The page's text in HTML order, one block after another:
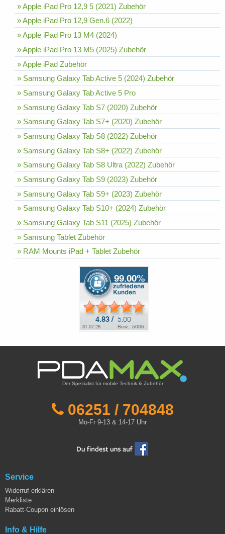
» Apple iPad Pro 12,9 5 (2021) Zubehör
» Apple iPad Pro 12,9 Gen.6 (2022)
» Apple iPad Pro 13 M4 (2024)
» Apple iPad Pro 13 M5 (2025) Zubehör
» Apple iPad Zubehör
» Samsung Galaxy Tab Active 5 (2024) Zubehör
» Samsung Galaxy Tab Active 5 Pro
» Samsung Galaxy Tab S7 (2020) Zubehör
» Samsung Galaxy Tab S7+ (2020) Zubehör
» Samsung Galaxy Tab S8 (2022) Zubehör
» Samsung Galaxy Tab S8+ (2022) Zubehör
» Samsung Galaxy Tab S8 Ultra (2022) Zubehör
» Samsung Galaxy Tab S9 (2023) Zubehör
» Samsung Galaxy Tab S9+ (2023) Zubehör
» Samsung Galaxy Tab S10+ (2024) Zubehör
» Samsung Galaxy Tab S11 (2025) Zubehör
» Samsung Tablet Zubehör
» RAM Mounts iPad + Tablet Zubehör
Der Spezialist für mobile Technik & Zubehör
06251 / 704848
Mo-Fr 9-13 & 14-17 Uhr
Service
Widerruf erklären
Merkliste
Rabatt-Coupon einlösen
Info & Hilfe